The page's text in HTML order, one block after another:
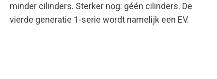
minder cilinders. Sterker nog: géén cilinders. De
vierde generatie 1-serie wordt namelijk een EV.